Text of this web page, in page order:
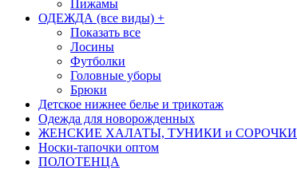
Пижамы
ОДЕЖДА (все виды) +
Показать все
Лосины
Футболки
Головные уборы
Брюки
Детское нижнее белье и трикотаж
Одежда для новорожденных
ЖЕНСКИЕ ХАЛАТЫ, ТУНИКИ и СОРОЧКИ
Носки-тапочки оптом
ПОЛОТЕНЦА